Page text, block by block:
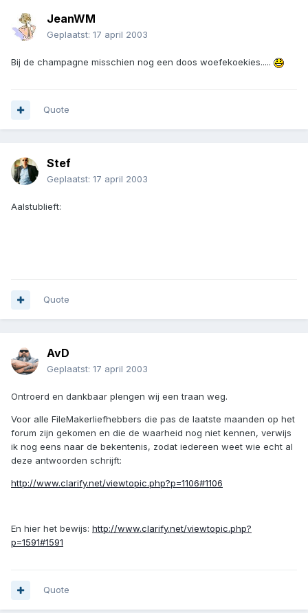
JeanWM
Geplaatst: 17 april 2003
Bij de champagne misschien nog een doos woefekoekies.....
Quote
Stef
Geplaatst: 17 april 2003
Aalstublieft:
Quote
AvD
Geplaatst: 17 april 2003
Ontroerd en dankbaar plengen wij een traan weg.
Voor alle FileMakerliefhebbers die pas de laatste maanden op het
forum zijn gekomen en die de waarheid nog niet kennen, verwijs
ik nog eens naar de bekentenis, zodat iedereen weet wie echt al
deze antwoorden schrijft:
http://www.clarify.net/viewtopic.php?p=1106#1106
En hier het bewijs: http://www.clarify.net/viewtopic.php?
p=1591#1591
Quote